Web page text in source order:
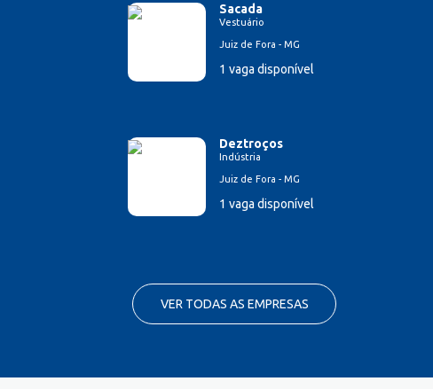
Sacada
Vestuário
Juiz de Fora - MG
1 vaga disponível
Deztroços
Indústria
Juiz de Fora - MG
1 vaga disponível
VER TODAS AS EMPRESAS